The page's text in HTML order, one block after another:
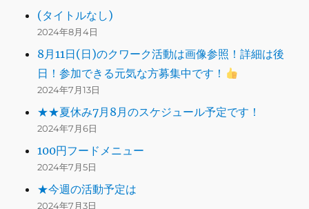
(タイトルなし)
2024年8月4日
8月11日(日)のクワーク活動は画像参照！詳細は後
日！参加できる元気な方募集中です！
2024年7月13日
★★夏休み7月8月のスケジュール予定です！
2024年7月6日
100円フードメニュー
2024年7月5日
★今週の活動予定は
2024年7月3日